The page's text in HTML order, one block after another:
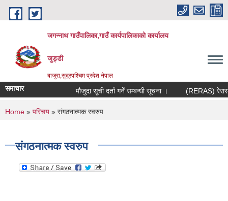
Skip to main content
जगन्नाथ गाउँपालिका,गाउँ कार्यपालिकाको कार्यालय
जुड्डी
बाजुरा,सुदूरपश्चिम प्रदेश नेपाल
समाचार मौजुदा सूची दर्ता गर्ने सम्बन्धी सूचना । (RERAS) रेरास
You are here
Home » परिचय » संगठनात्मक स्वरुप
संगठनात्मक स्वरुप